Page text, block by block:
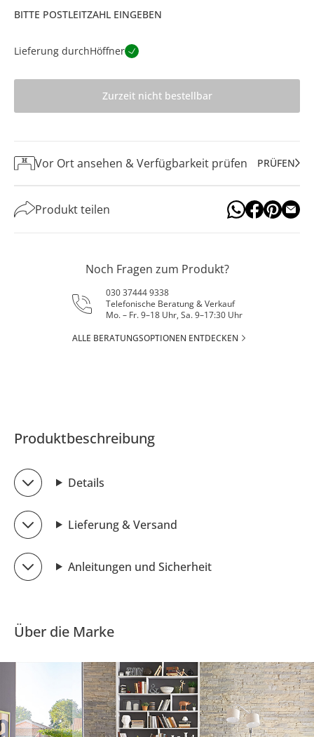
BITTE POSTLEITZAHL EINGEBEN
Lieferung durchHöffner
Zurzeit nicht bestellbar
Vor Ort ansehen & Verfügbarkeit prüfen PRÜFEN
Produkt teilen
Noch Fragen zum Produkt?
030 37444 9338
Telefonische Beratung & Verkauf
Mo. – Fr. 9–18 Uhr, Sa. 9–17:30 Uhr
ALLE BERATUNGSOPTIONEN ENTDECKEN
Produktbeschreibung
Details
Lieferung & Versand
Anleitungen und Sicherheit
Über die Marke